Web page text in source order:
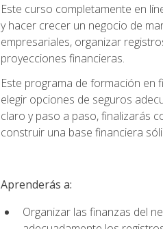
Este curso completamente en
y hacer crecer un negocio de
empresariales, organizar
proyecciones financieras.
Este programa de formación en
elegir opciones de seguros
claro y paso a paso, finalizarás
construir una base financiera
Aprenderás a:
Organizar las finanzas del